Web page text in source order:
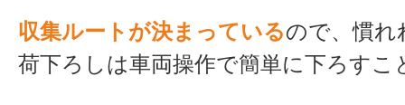
収集ルートが決まっているので、慣れ
荷下ろしは車両操作で簡単に下ろす